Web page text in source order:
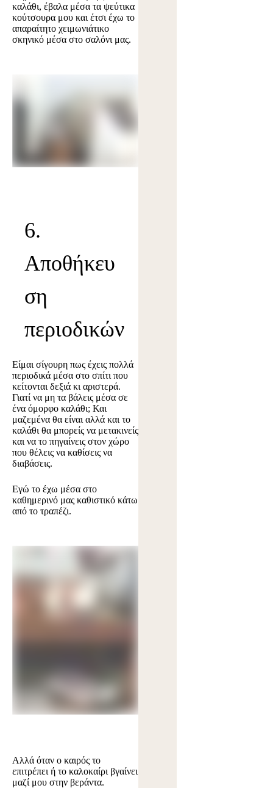
καλάθι, έβαλα μέσα τα ψεύτικα
κούτσουρα μου και έτσι έχω το
απαραίτητο χειμωνιάτικο
σκηνικό μέσα στο σαλόνι μας.
6.
Αποθήκευ
ση
περιοδικών
Είμαι σίγουρη πως έχεις πολλά
περιοδικά μέσα στο σπίτι που
κείτονται δεξιά κι αριστερά.
Γιατί να μη τα βάλεις μέσα σε
ένα όμορφο καλάθι; Και
μαζεμένα θα είναι αλλά και το
καλάθι θα μπορείς να μετακινείς
και να το πηγαίνεις στον χώρο
που θέλεις να καθίσεις να
διαβάσεις.
Εγώ το έχω μέσα στο
καθημερινό μας καθιστικό κάτω
από το τραπέζι.
Αλλά όταν ο καιρός το
επιτρέπει ή το καλοκαίρι βγαίνει
μαζί μου στην βεράντα.